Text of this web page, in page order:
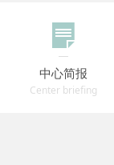
中心简报
Center briefing